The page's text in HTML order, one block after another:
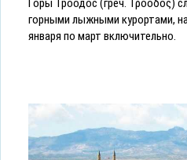
Горы Троодос (греч. Τρόοδος)
горными лыжными курортами,
января по март включительно.